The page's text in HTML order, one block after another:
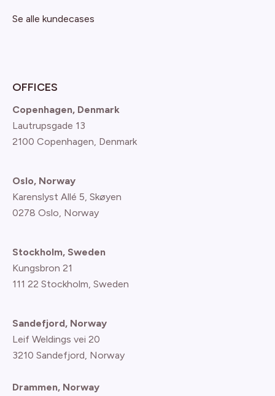
Se alle kundecases
OFFICES
Copenhagen, Denmark
Lautrupsgade 13
2100 Copenhagen, Denmark
Oslo, Norway
Karenslyst Allé 5, Skøyen
0278 Oslo, Norway
Stockholm, Sweden
Kungsbron 21
111 22 Stockholm, Sweden
Sandefjord, Norway
Leif Weldings vei 20
3210 Sandefjord, Norway
Drammen, Norway